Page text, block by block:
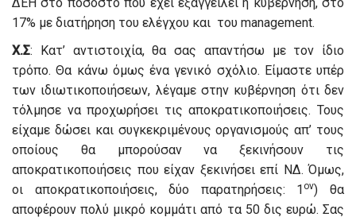
17% με διατήρηση του ελέγχου και του management.
Χ.Σ: Κατ’ αντιστοιχία, θα σας απαντήσω με τον ίδιο
τρόπο. Θα κάνω όμως ένα γενικό σχόλιο. Είμαστε υπέρ
των ιδιωτικοποιήσεων, λέγαμε στην κυβέρνηση ότι δεν
τόλμησε να προχωρήσει τις αποκρατικοποιήσεις. Τους
είχαμε δώσει και συγκεκριμένους οργανισμούς απ’ τους
οποίους θα μπορούσαν να ξεκινήσουν τις
αποκρατικοποιήσεις που είχαν ξεκινήσει επί ΝΔ. Όμως,
οι αποκρατικοποιήσεις, δύο παρατηρήσεις: 1 ον) θα
αποφέρουν πολύ μικρό κομμάτι από τα 50 δις ευρώ. Σας